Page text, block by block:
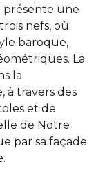
présente une
nefs, où
baroque,
La
la
à travers des
et de
de Notre
par sa façade